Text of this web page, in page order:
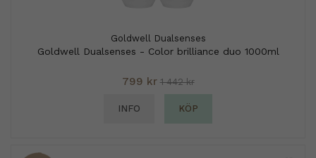
Goldwell Dualsenses
Goldwell Dualsenses - Color brilliance duo 1000ml
799 kr 1 442 kr
INFO KÖP